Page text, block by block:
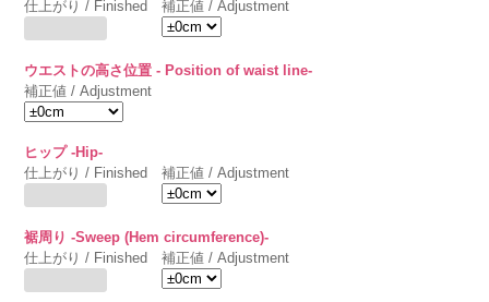
仕上がり / Finished
補正値 / Adjustment
ウエストの高さ位置 - Position of waist line-
補正値 / Adjustment
ヒップ -Hip-
仕上がり / Finished
補正値 / Adjustment
裾周り -Sweep (Hem circumference)-
仕上がり / Finished
補正値 / Adjustment